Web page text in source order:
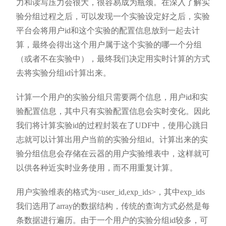
力和读写压力会很大，很容易成为瓶颈。在深入了解实
验分组过程之后，可以发现一个实验设定好之后，实验
平台会将用户id和这个实验的配置信息放到一起去计
算，最终会得出这个用户属于这个实验的哪一个分组
（或者不在实验中），最终我们决定用实时计算的方式
去将实验分组id计算出来。
计算一个用户的实验分组只需要两个信息，用户id和实
验配置信息，其中只有实验配置信息会实时变化。因此
我们将计算实验id的过程封装在了UDF中，使用心跳日
志就可以计算出用户当前的实验分组id。计算出来的实
验分组信息会存储在云器的用户实验维表中，这样就可
以供各种近实时业务使用，而不用重复计算。
用户实验维表的格式为<user_id,exp_ids>，其中exp_ids
我们选用了array的数据结构，传统的查询方式必然是每
条数据进行遍历。由于一个用户的实验分组id较多，可